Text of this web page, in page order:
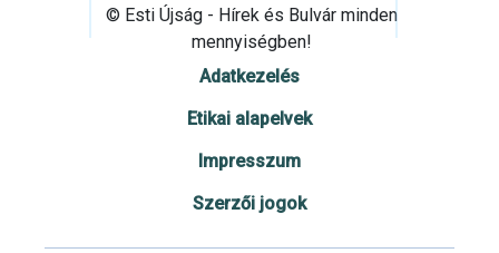
© Esti Újság - Hírek és Bulvár minden
mennyiségben!
Adatkezelés
Etikai alapelvek
Impresszum
Szerzői jogok